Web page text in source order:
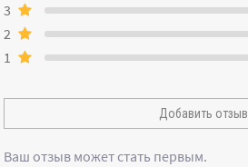
Ваш отзыв может стать первым.
3
2
1
Добавить отзыв